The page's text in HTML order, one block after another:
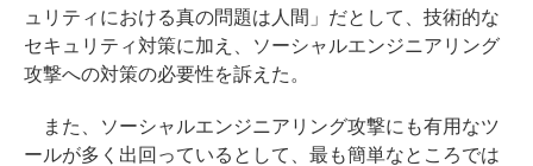
ュリティにおける真の問題は人間」だとして、技術的な
セキュリティ対策に加え、ソーシャルエンジニアリング
攻撃への対策の必要性を訴えた。
また、ソーシャルエンジニアリング攻撃にも有用なツ
ールが多く出回っているとして、最も簡単なところでは